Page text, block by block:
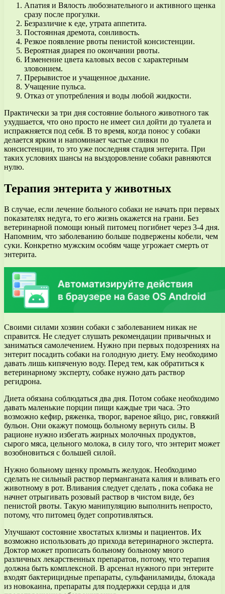
Апатия и Вялость любознательного и активного щенка
сразу после прогулки.
Безразличие к еде, утрата аппетита.
Постоянная дремота, сонливость.
Резкое появление рвоты пенистой консистенции.
Вероятная диарея по окончании рвоты.
Изменение цвета каловых весов с характерным
зловонием.
Прерывистое и учащенное дыхание.
Учащение пульса.
Отказ от употребления и воды любой жидкости.
Практически за три дня состояние больного животного так
ухудшается, что оно просто не имеет сил дойти до туалета и
испражняется под себя. В то время, когда понос у собаки
делается ярким и напоминает частые сливки по
консистенции, то это уже последняя стадия энтерита. При
таких условиях шансы на выздоровление собаки равняются
нулю.
Терапия энтерита у животных
В случае, если лечение больного собаки не начать при первых
показателях недуга, то его жизнь окажется на грани. Без
ветеринарной помощи юный питомец погибнет через 3-4 дня.
Напомним, что заболеванию больше подвержены кобели, чем
суки. Конкретно мужским особям чаще угрожает смерть от
энтерита.
Своими силами хозяин собаки с заболеванием никак не
справится. Не следует слушать рекомендации привычных и
заниматься самолечением. Нужно при первых подозрениях на
энтерит посадить собаки на голодную диету. Ему необходимо
давать лишь кипяченую воду. Перед тем, как обратиться к
ветеринарному эксперту, собаке нужно дать раствор
регидрона.
Диета обязана соблюдаться два дня. Потом собаке необходимо
давать маленькие порции пищи каждые три часа. Это
возможно кефир, ряженка, творог, вареное яйцо, рис, говяжий
бульон. Они окажут помощь больному вернуть силы. В
рационе нужно избегать жирных молочных продуктов,
сырого мяса, цельного молока, в силу того, что энтерит может
возобновиться с большей силой.
Нужно больному щенку промыть желудок. Необходимо
сделать не сильный раствор перманганата калия и вливать его
животному в рот. Вливания следует сделать , пока собака не
начнет отрыгивать розовый раствор в чистом виде, без
пенистой рвоты. Такую манипуляцию выполнить непросто,
потому, что питомец будет сопротивляться.
Улучшают состояние хвостатых клизмы и пациентов. Их
возможно использовать до прихода ветеринарного эксперта.
Доктор может прописать больному больному много
различных лекарственных препаратов, потому, что терапия
должна быть комплексной. В арсенал нужного при энтерите
входят бактерицидные препараты, сульфаниламиды, блокада
из новокаина, препараты для поддержки сердца и для